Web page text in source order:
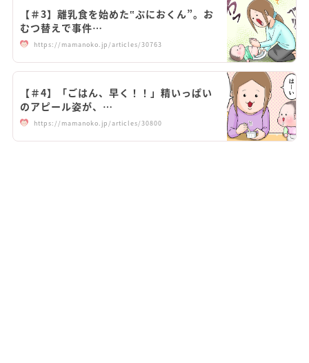
【＃3】離乳食を始めた‟ぷにおくん”。お
むつ替えで事件…
https://mamanoko.jp/articles/30763
【＃4】「ごはん、早く！！」精いっぱい
のアピール姿が、…
https://mamanoko.jp/articles/30800